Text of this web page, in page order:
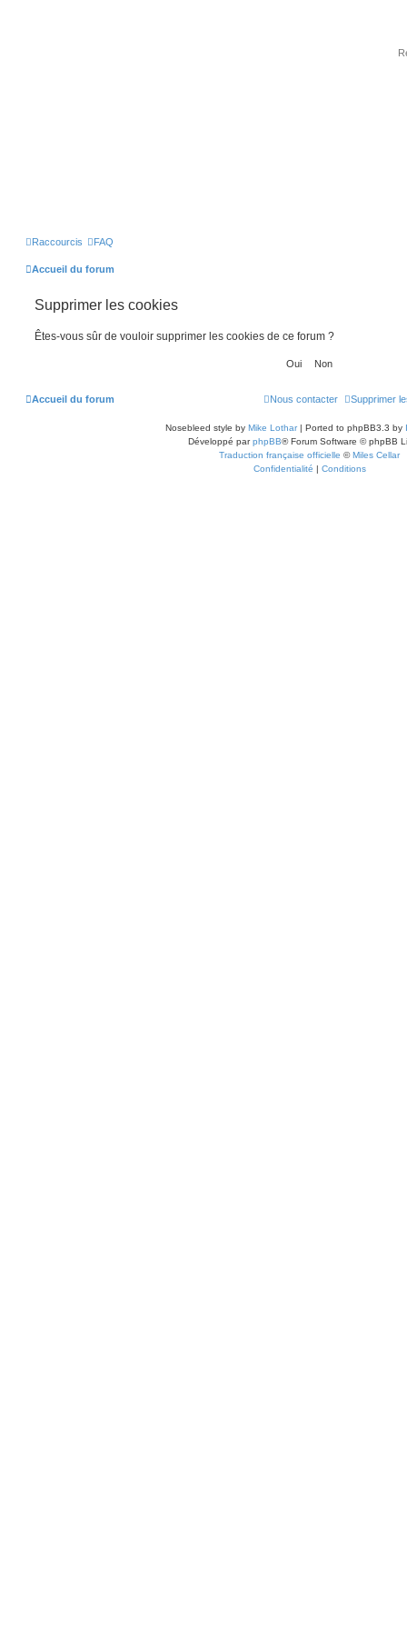
Raccourcis FAQ
Accueil du forum
Supprimer les cookies
Êtes-vous sûr de vouloir supprimer les cookies de ce forum ?
Accueil du forum Supprimer
Nous contacter
Nosebleed style by Mike Lothar| Ported to phpBB3.3 by
Développé parphpBB® Forum Software © phpBB
Traduction française officielle ©Miles Cellar
Confidentialité | Conditions